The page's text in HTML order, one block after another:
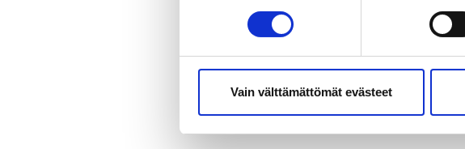
demografia-tiedoista. Tietoa vierailluista
Vain välttämättömät evästeet